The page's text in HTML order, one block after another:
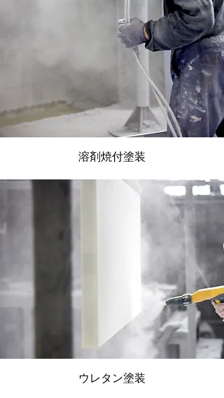
​溶剤焼付塗装
ウレタン塗装